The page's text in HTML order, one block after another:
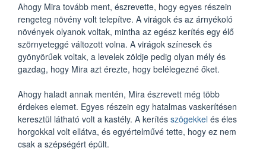
Ahogy Mira tovább ment, észrevette, hogy egyes részein
rengeteg növény volt telepítve. A virágok és az árnyékoló
növények olyanok voltak, mintha az egész kerítés egy élő
szörnyeteggé változott volna. A virágok színesek és
gyönyörűek voltak, a levelek zöldje pedig olyan mély és
gazdag, hogy Mira azt érezte, hogy belélegezné őket.
Ahogy haladt annak mentén, Mira észrevett még több
érdekes elemet. Egyes részein egy hatalmas vaskerítésen
keresztül látható volt a kastély. A kerítés szögekkel és éles
horgokkal volt ellátva, és egyértelművé tette, hogy ez nem
csak a szépségért épült.